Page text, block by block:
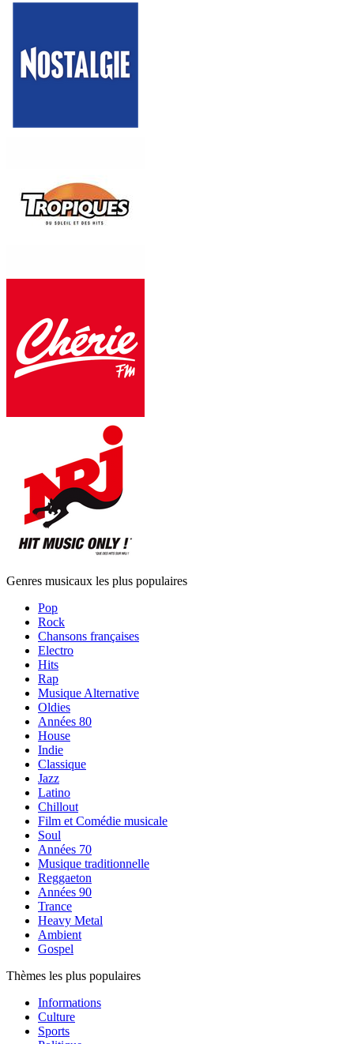
Genres musicaux les plus populaires
Pop
Rock
Chansons françaises
Electro
Hits
Rap
Musique Alternative
Oldies
Années 80
House
Indie
Classique
Jazz
Latino
Chillout
Film et Comédie musicale
Soul
Années 70
Musique traditionnelle
Reggaeton
Années 90
Trance
Heavy Metal
Ambient
Gospel
Thèmes les plus populaires
Informations
Culture
Sports